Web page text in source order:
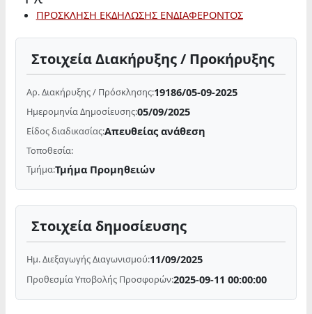
ΠΡΟΣΚΛΗΣΗ ΕΚΔΗΛΩΣΗΣ ΕΝΔΙΑΦΕΡΟΝΤΟΣ
Στοιχεία Διακήρυξης / Προκήρυξης
Αρ. Διακήρυξης / Πρόσκλησης:19186/05-09-2025
Ημερομηνία Δημοσίευσης:05/09/2025
Είδος διαδικασίας:Απευθείας ανάθεση
Τοποθεσία:
Τμήμα:Τμήμα Προμηθειών
Στοιχεία δημοσίευσης
Ημ. Διεξαγωγής Διαγωνισμού:11/09/2025
Προθεσμία Υποβολής Προσφορών:2025-09-11 00:00:00